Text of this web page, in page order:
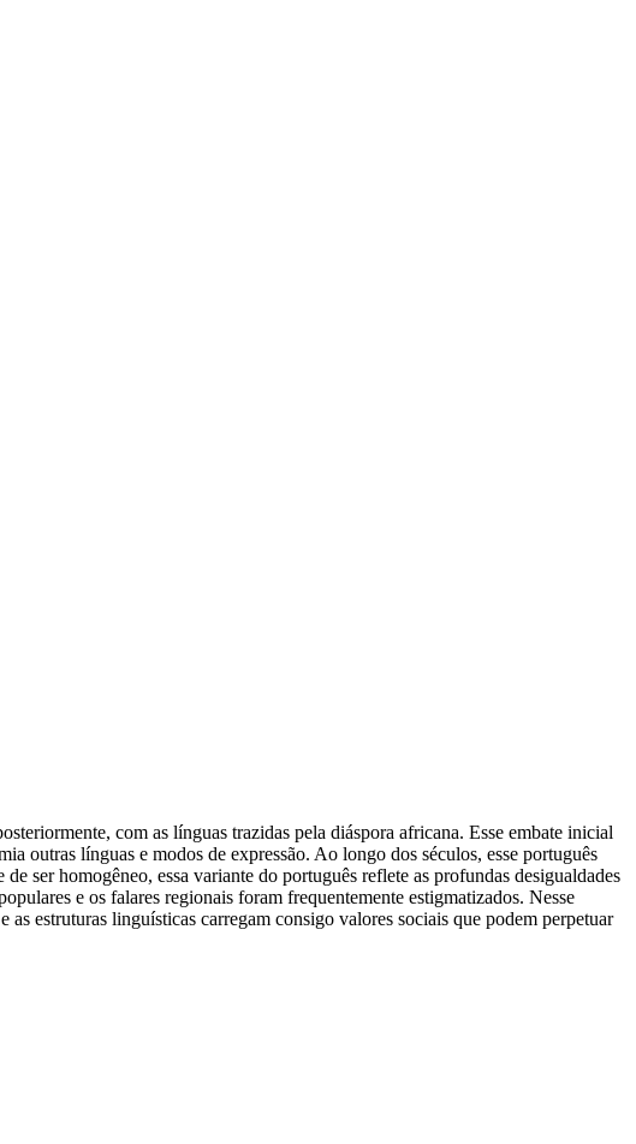
com as línguas trazidas pela diáspora africana. Esse embate inicial
outras línguas e modos de expressão. Ao longo dos séculos, esse português
ser homogêneo, essa variante do português reflete as profundas desigualdades
e os falares regionais foram frequentemente estigmatizados. Nesse
estruturas linguísticas carregam consigo valores sociais que podem perpetuar